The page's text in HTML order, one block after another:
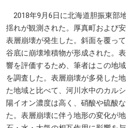
2018年9月6日に北海道胆振東部
揺れが観測された。厚真町および
表層崩壊が発生した。斜面を覆っ
谷底に崩壊堆積物が形成された。
響を評価するため、筆者はこの地
を調査した。表層崩壊が多発した
た地域と比べて、河川水中のカル
陽イオン濃度は高く、硝酸や硫酸
た。表層崩壊に伴う地形の変化が